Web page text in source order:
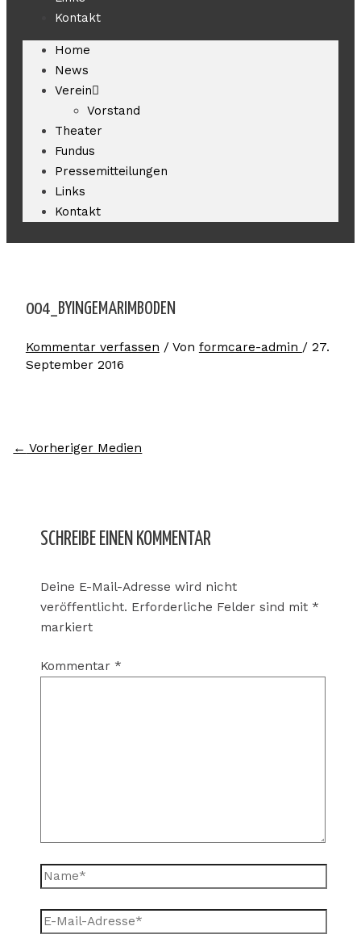
o e p r
Kontakt
Home
News
Verein
Vorstand
Theater
Fundus
Pressemitteilungen
Links
Kontakt
004_BYINGEMARIMBODEN
Kommentar verfassen / Von formcare-admin / 27.
September 2016
← Vorheriger Medien
SCHREIBE EINEN KOMMENTAR
Deine E-Mail-Adresse wird nicht
veröffentlicht. Erforderliche Felder sind mit *
markiert
Kommentar *